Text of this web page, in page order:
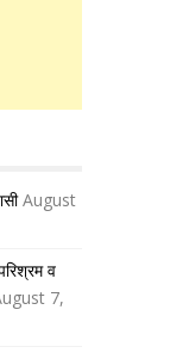
August
व
7,